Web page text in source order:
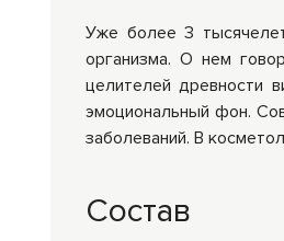
Уже более 3
организма. О нем
целителей древности
эмоциональный фон.
заболеваний. В
Состав